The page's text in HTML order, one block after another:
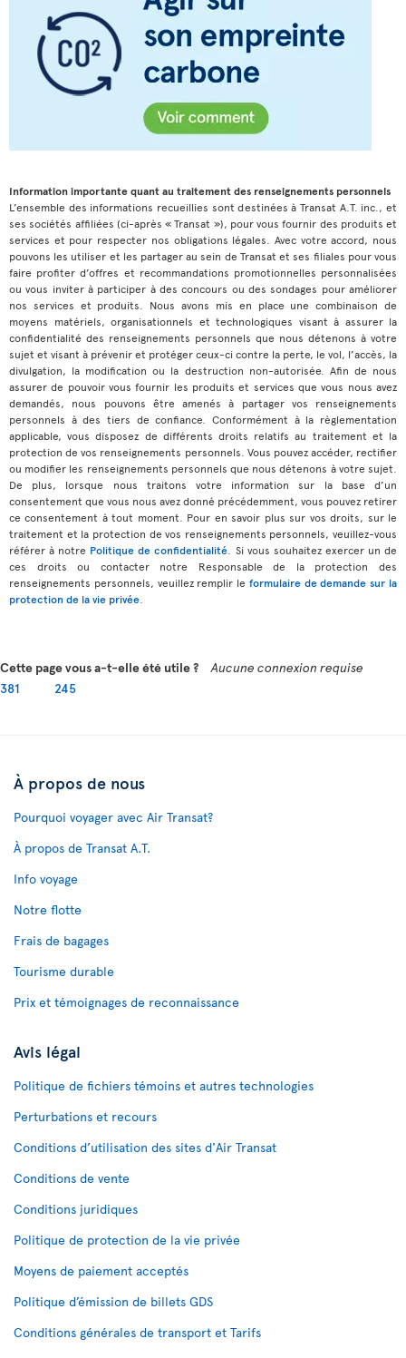
Information importante quant au traitement des renseignements personnels
L’ensemble des informations recueillies sont destinées à Transat A.T. inc., et
ses sociétés affiliées (ci-après « Transat »), pour vous fournir des produits et
services et pour respecter nos obligations légales. Avec votre accord, nous
pouvons les utiliser et les partager au sein de Transat et ses filiales pour vous
faire profiter d’offres et recommandations promotionnelles personnalisées
ou vous inviter à participer à des concours ou des sondages pour améliorer
nos services et produits. Nous avons mis en place une combinaison de
moyens matériels, organisationnels et technologiques visant à assurer la
confidentialité des renseignements personnels que nous détenons à votre
sujet et visant à prévenir et protéger ceux-ci contre la perte, le vol, l’accès, la
divulgation, la modification ou la destruction non-autorisée. Afin de nous
assurer de pouvoir vous fournir les produits et services que vous nous avez
demandés, nous pouvons être amenés à partager vos renseignements
personnels à des tiers de confiance. Conformément à la règlementation
applicable, vous disposez de différents droits relatifs au traitement et la
protection de vos renseignements personnels. Vous pouvez accéder, rectifier
ou modifier les renseignements personnels que nous détenons à votre sujet.
De plus, lorsque nous traitons votre information sur la base d’un
consentement que vous nous avez donné précédemment, vous pouvez retirer
ce consentement à tout moment. Pour en savoir plus sur vos droits, sur le
traitement et la protection de vos renseignements personnels, veuillez-vous
référer à notre Politique de confidentialité . Si vous souhaitez exercer un de
ces droits ou contacter notre Responsable de la protection des
renseignements personnels, veuillez remplir le formulaire de demande sur la
protection de la vie privée
Cette page vous a-t-elle été utile ?
Aucune connexion requise
381
245
À propos de nous
Pourquoi voyager avec Air Transat?
À propos de Transat A.T.
Info voyage
Notre flotte
Frais de bagages
Tourisme durable
Prix et témoignages de reconnaissance
Avis légal
Politique de fichiers témoins et autres technologies
Perturbations et recours
Conditions d’utilisation des sites d'Air Transat
Conditions de vente
Conditions juridiques
Politique de protection de la vie privée
Moyens de paiement acceptés
Politique d’émission de billets GDS
Conditions générales de transport et Tarifs